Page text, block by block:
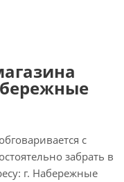
с
забрать в
г. Набережные